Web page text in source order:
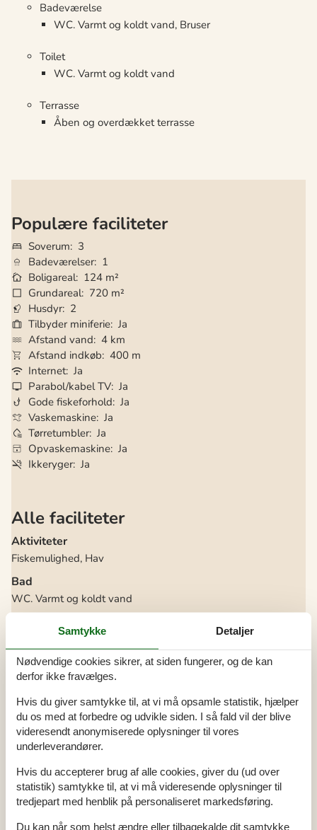
Badeværelse
WC. Varmt og koldt vand, Bruser
Toilet
WC. Varmt og koldt vand
Terrasse
Åben og overdækket terrasse
Populære faciliteter
Soverum
3
Badeværelser 1
Boligareal 124 m²
Grundareal 720 m²
Husdyr 2
Tilbyder miniferie Ja
Afstand vand 4 km
Afstand indkøb 400 m
Internet Ja
Parabol/kabel TV Ja
Gode fiskeforhold Ja
Vaskemaskine Ja
Tørretumbler Ja
Opvaskemaskine Ja
Ikkeryger Ja
Alle faciliteter
Aktiviteter
Fiskemulighed, Hav
Bad
WC. Varmt og koldt vand
Håndklæder kan ikke lejes
Sengelinned kan ikke lejes
Diverse
Antal solvogne 2
Byggemateriale: Sten
Byggeår
1953
El og varme excl.
Feriehus 124 m²
Helårsisoleret
Kabel tv, tysk og skandinavisk
Kæledyr Ja 2
Opvarmning, Fjernvarme
Samtykke Detaljer
Nødvendige cookies sikrer, at siden fungerer, og de kan
derfor ikke fravælges.
Hvis du giver samtykke til, at vi må opsamle statistik, hjælper
du os med at forbedre og udvikle siden. I så fald vil der blive
videresendt anonymiserede oplysninger til vores
underleverandører.
Hvis du accepterer brug af alle cookies, giver du (ud over
statistik) samtykke til, at vi må videresende oplysninger til
tredjepart med henblik på personaliseret markedsføring.
Du kan når som helst ændre eller tilbagekalde dit samtykke